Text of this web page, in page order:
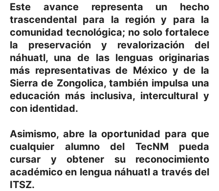
Este avance representa un hecho
trascendental para la región y para la
comunidad tecnológica; no solo fortalece
la preservación y revalorización del
náhuatl, una de las lenguas originarias
más representativas de México y de la
Sierra de Zongolica, también impulsa una
educación más inclusiva, intercultural y
con identidad.
Asimismo, abre la oportunidad para que
cualquier alumno del TecNM pueda
cursar y obtener su reconocimiento
académico en lengua náhuatl a través del
ITSZ.